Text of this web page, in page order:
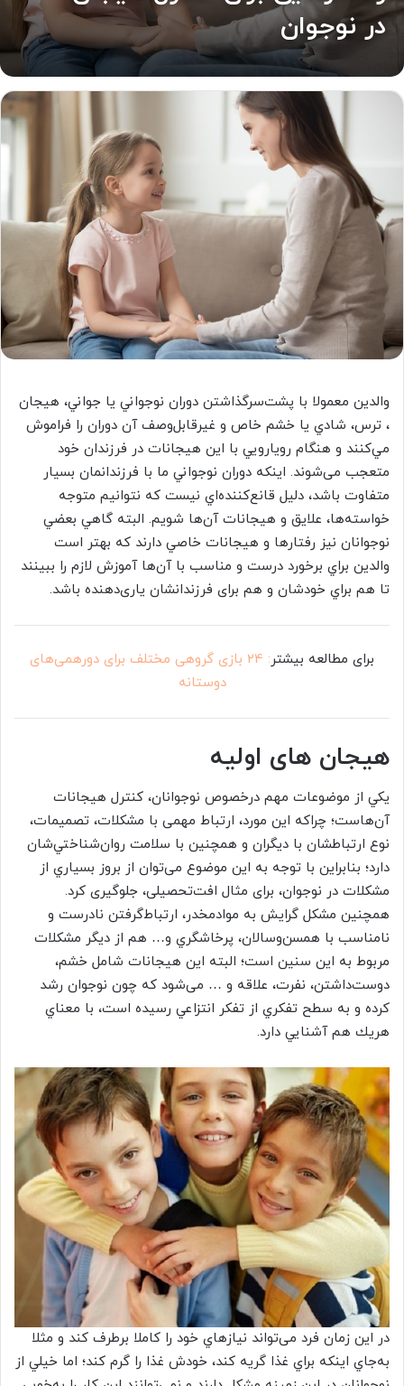
در نوجوان
والدين معمولا با پشت‌سرگذاشتن دوران نوجواني يا جواني، هیجان
، ترس، شادي يا خشم خاص و غير‌قابل‌وصف آن دوران را فراموش
مي‌كنند و هنگام رويارويي با اين هيجانات در فرزندان خود
متعجب می‌شوند. اينكه دوران نوجواني ما با فرزندانمان بسيار
متفاوت باشد‌، دليل قانع‌كننده‌اي نيست كه نتوانيم متوجه
خواسته‌ها، علايق و هيجانات آن‌ها شويم. البته گاهي بعضي
نوجوانان نيز رفتارها و هيجانات خاصي دارند كه بهتر است
والدين براي برخورد درست و مناسب با آن‌ها آموزش لازم را ببينند
تا هم براي خودشان و هم برای فرزندانشان یاری‌دهنده باشد.
برای مطالعه بیشتر
: 24 بازی ‌گروهی مختلف برای دورهمی‌های
دوستانه
هيجان های اوليه
يكي از موضوعات مهم درخصوص نوجوانان، كنترل هيجانات
آن‌هاست؛ چراکه این مورد، ارتباط مهمی با مشکلات، تصمیمات،
نوع ارتباطشان با ديگران و همچنين با سلامت روان‌شناختي‌شان
دارد؛ بنابراين با توجه به اين موضوع می‌توان از بروز بسياري از
مشكلات در نوجوان، برای مثال افت‌تحصیلی، جلوگیری کرد.
همچنين مشكل گرايش به موادمخدر، ارتباط‌گرفتن نادرست و
نامناسب با همسن‌وسالان، پرخاشگري و… هم از ديگر مشكلات
مربوط به اين سنين است؛ البته اين هيجانات شامل خشم،
دوست‌داشتن، نفرت، علاقه و … می‌شود كه چون نوجوان رشد
كرده و به سطح تفكري از تفكر انتزاعي رسيده است، با معناي
هريك هم آشنايي دارد.
در اين زمان فرد می‌تواند نيازهاي خود را كاملا برطرف كند و مثلا
به‌جاي اينكه براي غذا گريه كند، خودش غذا را گرم كند؛ اما خيلي از